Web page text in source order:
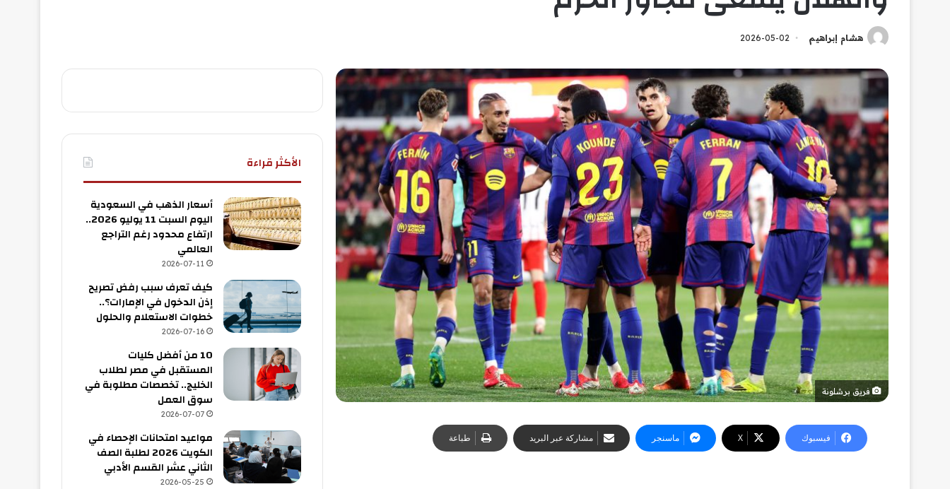
هشام إبراهيم 2026-05-02
فريق برشلونة
فيسبوك ‫X ماسنجر مشاركة عبر البريد طباعة
الأكثر قراءة
أسعار الذهب في السعودية
اليوم السبت 11 يوليو 2026..
ارتفاع محدود رغم التراجع
العالمي
2026-07-11
كيف تعرف سبب رفض تصريح
إذن الدخول في الإمارات؟..
خطوات الاستعلام والحلول
2026-07-16
10 من أفضل كليات
المستقبل في مصر لطلاب
الخليج.. تخصصات مطلوبة في
سوق العمل
2026-07-07
مواعيد امتحانات الإحصاء في
الكويت 2026 لطلبة الصف
الثاني عشر القسم الأدبي
2026-05-25